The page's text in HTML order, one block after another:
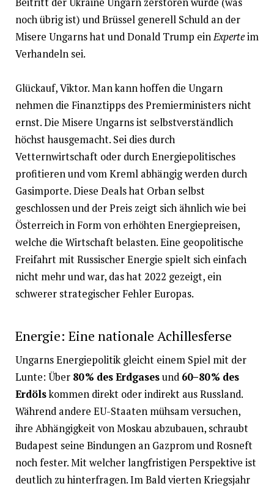
noch übrig ist) und Brüssel generell Schuld an der
Misere Ungarns hat und Donald Trump einExperteim
Verhandeln sei.
Glückauf, Viktor. Man kann hoffen die Ungarn
nehmen die Finanztipps des Premierministers nicht
ernst. Die Misere Ungarns ist selbstverständlich
höchst hausgemacht. Sei dies durch
Vetternwirtschaft oder durch Energiepolitisches
profitieren und vom Kreml abhängig werden durch
Gasimporte. Diese Deals hat Orban selbst
geschlossen und der Preis zeigt sich ähnlich wie bei
Österreich in Form von erhöhten Energiepreisen,
welche die Wirtschaft belasten. Eine geopolitische
Freifahrt mit Russischer Energie spielt sich einfach
nicht mehr und war, das hat 2022 gezeigt, ein
schwerer strategischer Fehler Europas.
Energie: Eine nationale Achillesferse
Ungarns Energiepolitik gleicht einem Spiel mit der
Lunte: Über 80 % des Erdgasesund 60–80 % des
Erdölskommen direkt oder indirekt aus Russland.
Während andere EU-Staaten mühsam versuchen,
ihre Abhängigkeit von Moskau abzubauen, schraubt
Budapest seine Bindungen an Gazprom und Rosneft
noch fester. Mit welcher langfristigen Perspektive ist
deutlich zu hinterfragen. Im Bald vierten Kriegsjahr